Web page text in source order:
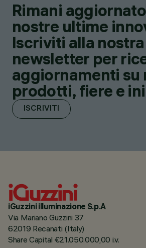
Rimani
nostre ultime
Iscriviti alla nostra
newsletter per
aggiornamenti su
prodotti, fiere e
ISCRIVITI
iGuzzini illuminazione S.p.A
Via Mariano Guzzini 37
62019 Recanati (Italy)
Share Capital €21.050.000,00 i.v.